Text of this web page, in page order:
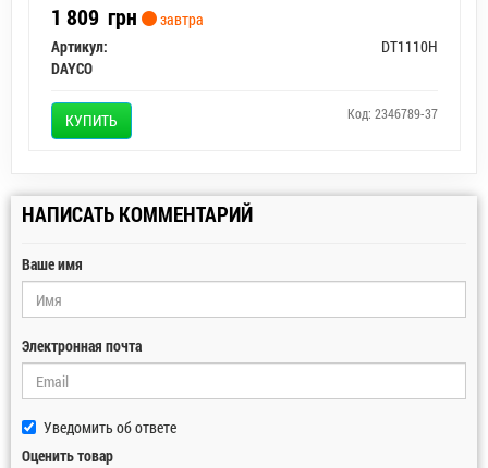
1 809 грн
завтра
Артикул:
DT1110H
DAYCO
КУПИТЬ Код: 2346789-37
НАПИСАТЬ КОММЕНТАРИЙ
Ваше имя
Электронная почта
Уведомить об ответе
Оценить товар